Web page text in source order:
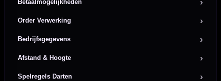
Betaalmogelijkheden
Order Verwerking
Bedrijfsgegevens
Afstand & Hoogte
Spelregels Darten